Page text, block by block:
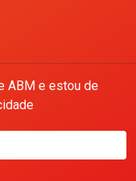
ABM e estou de